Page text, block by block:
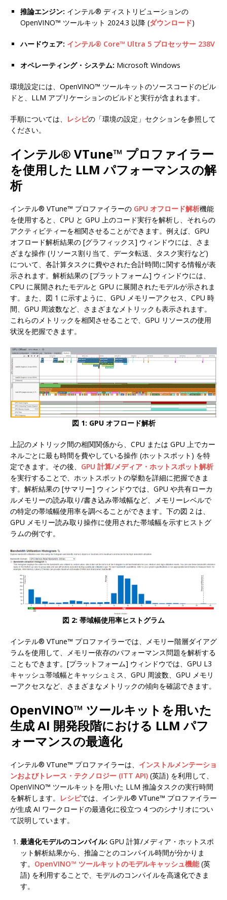
推論エンジン: インテル® ディストリビューションの
OpenVINO™ ツールキット 2024.3 以降 (ダウンロード)
ハードウェア: インテル® Core™ Ultra 5 プロセッサー 238V
オペレーティング・システム: Microsoft Windows
環境設定には、OpenVINO™ ツールキットのソースコードのビル
ドと、LLM アプリケーションのビルドと実行が含まれます。
手順については、 レシピの「環境の設定」セクションを参照して
ください。
インテル® VTune™ プロファイラー
を使用した LLM パフォーマンスの解
析
インテル® VTune™ プロファイラーの GPU オフロード解析機能
を使用すると、CPU と GPU 上のコード実行を解析し、それらの
アクティビティーを相関させることができます。例えば、GPU
オフロード解析結果の [グラフィックス] ウィンドウには、さま
ざまな操作 (リソース割り当て、データ転送、タスク実行など)
について、各計算タスクに費やされた合計時間に関する情報が表
示されます。解析結果の [プラットフォーム] ウィンドウには、
CPU に展開されたモデルと GPU に展開されたモデルが示されま
す。また、図 1 に示すように、GPU メモリーアクセス、CPU 時
間、GPU 周波数など、さまざまなメトリックも表示されます。
これらのメトリックを相関させることで、GPU リソースの使用
状況を把握できます。
図 1: GPU オフロード解析
上記のメトリック間の相関関係から、CPU または GPU 上でカー
ネルごとに最も時間を費やしている操作 (ホットスポット) を特
定できます。その後、 GPU 計算/メディア・ホットスポット解析
を実行することで、ホットスポットの挙動を詳細に把握できま
す。解析結果の [サマリー] ウィンドウでは、GPU や共有ローカ
ルメモリーの読み取り/書き込み帯域幅など、メモリーレベルで
の特定の帯域幅使用率を調べることができます。下の図 2 は、
GPU メモリー読み取り操作に使用された帯域幅を示すヒストグ
ラムの例です。
図 2: 帯域幅使用率ヒストグラム
インテル® VTune™ プロファイラーでは、メモリー階層ダイアグ
ラムを使用して、メモリー依存のパフォーマンス問題を解析する
こともできます。[プラットフォーム] ウィンドウでは、GPU L3
キャッシュ帯域幅とキャッシュミス、GPU 周波数、GPU メモリ
ーアクセスなど、さまざまなメトリックの傾向を確認できます。
OpenVINO™ ツールキットを用いた
生成 AI 開発段階における LLM パフ
ォーマンスの最適化
インテル® VTune™ プロファイラーは、 インストルメンテーショ
ンおよびトレース・テクノロジー (ITT API) (英語) を利用して、
OpenVINO™ ツールキットを用いた LLM 推論タスクの実行時間
を解析します。 レシピでは、インテル® VTune™ プロファイラー
が生成 AI ワークロードの最適化に役立つ 4 つのシナリオについ
て説明しています。
最適化モデルのコンパイル: GPU 計算/メディア・ホットスポ
ット解析結果から、推論ごとのコンパイル時間が分かりま
す。 OpenVINO™ ツールキットのモデルキャッシュ機能(英
語) を利用することで、モデルのコンパイルを高速化できま
す。